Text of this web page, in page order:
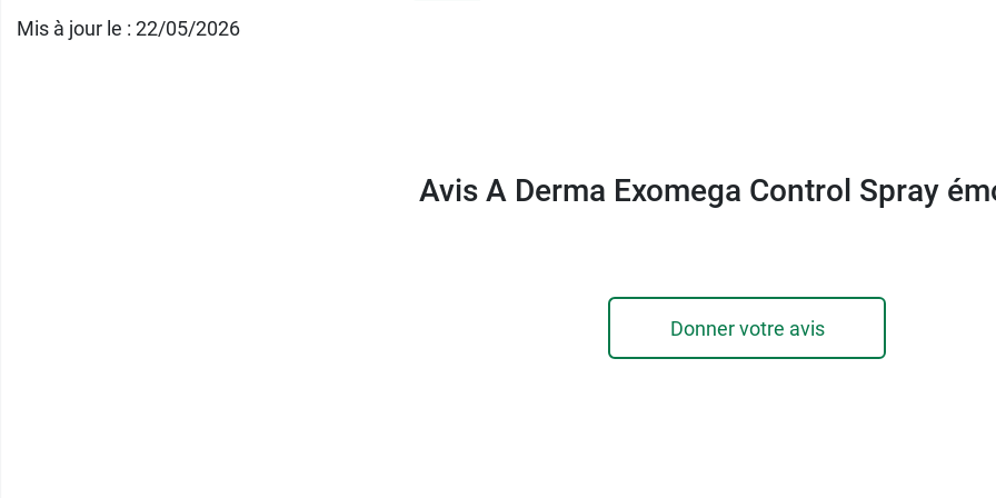
Et pour l'hygiène corporelle au quotidien, pensez à l'
Mis à jour le : 22/05/2026
Avis A Derma Exomega Control Spray
Donner votre avis